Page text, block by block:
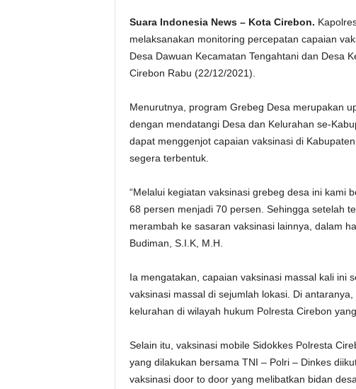
Suara Indonesia News – Kota Cirebon.
melaksanakan monitoring percepatan capaian
Desa Dawuan Kecamatan Tengahtani dan Desa
Cirebon Rabu (22/12/2021).
Menurutnya, program Grebeg Desa merupakan
dengan mendatangi Desa dan Kelurahan se-
dapat menggenjot capaian vaksinasi di
segera terbentuk.
“Melalui kegiatan vaksinasi grebeg desa ini kami
68 persen menjadi 70 persen. Sehingga setelah
merambah ke sasaran vaksinasi lainnya, dalam
Budiman, S.I.K, M.H.
Ia mengatakan, capaian vaksinasi massal kali ini
vaksinasi massal di sejumlah lokasi. Di
kelurahan di wilayah hukum Polresta Cirebon
Selain itu, vaksinasi mobile Sidokkes Polresta
yang dilakukan bersama TNI – Polri – Dinkes
vaksinasi door to door yang melibatkan bidan